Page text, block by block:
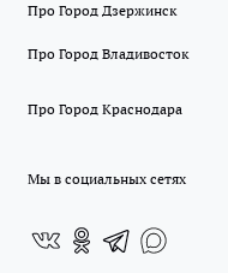
Про Город Дзержинск
Про Город Владивосток
Про Город Краснодара
Мы в социальных сетях